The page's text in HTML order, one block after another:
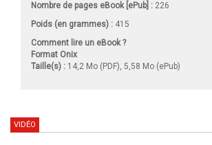
Nombre de pages eBook [ePub] : 226
Poids (en grammes) : 415
Comment lire un eBook ?
Format Onix
Taille(s) : 14,2 Mo (PDF), 5,58 Mo (ePub)
VIDÉO